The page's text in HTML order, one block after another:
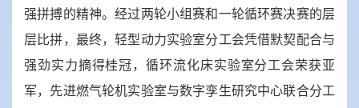
强拼搏的精神。经过两轮小组赛和一轮循环赛决赛的层
层比拼，最终，轻型动力实验室分工会凭借默契配合与
强劲实力摘得桂冠，循环流化床实验室分工会荣获亚
军，先进燃气轮机实验室与数字孪生研究中心联合分工